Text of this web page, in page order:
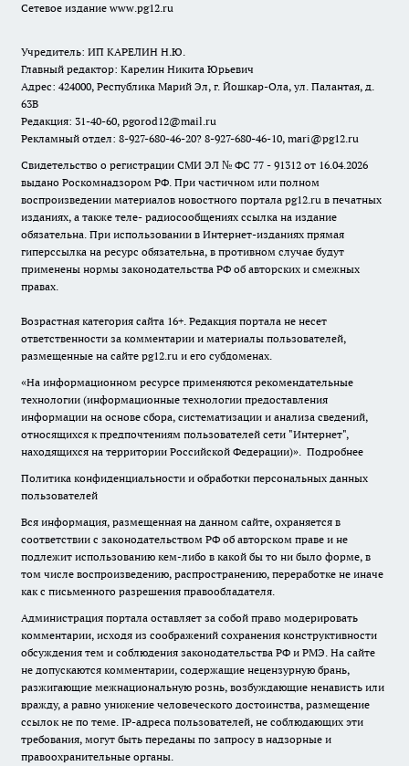
Сетевое издание www.pg12.ru
Учредитель: ИП КАРЕЛИН Н.Ю.
Главный редактор: Карелин Никита Юрьевич
Адрес: 424000, Республика Марий Эл, г. Йошкар-Ола, ул. Палантая, д.
63В
Редакция: 31-40-60, pgorod12@mail.ru
Рекламный отдел: 8-927-680-46-20? 8-927-680-46-10, mari@pg12.ru
Свидетельство о регистрации СМИ ЭЛ № ФС 77 - 91312 от 16.04.2026
выдано Роскомнадзором РФ. При частичном или полном
воспроизведении материалов новостного портала pg12.ru в печатных
изданиях, а также теле- радиосообщениях ссылка на издание
обязательна. При использовании в Интернет-изданиях прямая
гиперссылка на ресурс обязательна, в противном случае будут
применены нормы законодательства РФ об авторских и смежных
правах.
Возрастная категория сайта 16+. Редакция портала не несет
ответственности за комментарии и материалы пользователей,
размещенные на сайте pg12.ru и его субдоменах.
«На информационном ресурсе применяются рекомендательные
технологии (информационные технологии предоставления
информации на основе сбора, систематизации и анализа сведений,
относящихся к предпочтениям пользователей сети "Интернет",
находящихся на территории Российской Федерации)». Подробнее
Политика конфиденциальности и обработки персональных данных
пользователей
Вся информация, размещенная на данном сайте, охраняется в
соответствии с законодательством РФ об авторском праве и не
подлежит использованию кем-либо в какой бы то ни было форме, в
том числе воспроизведению, распространению, переработке не иначе
как с письменного разрешения правообладателя.
Администрация портала оставляет за собой право модерировать
комментарии, исходя из соображений сохранения конструктивности
обсуждения тем и соблюдения законодательства РФ и РМЭ. На сайте
не допускаются комментарии, содержащие нецензурную брань,
разжигающие межнациональную рознь, возбуждающие ненависть или
вражду, а равно унижение человеческого достоинства, размещение
ссылок не по теме. IP-адреса пользователей, не соблюдающих эти
требования, могут быть переданы по запросу в надзорные и
правоохранительные органы.